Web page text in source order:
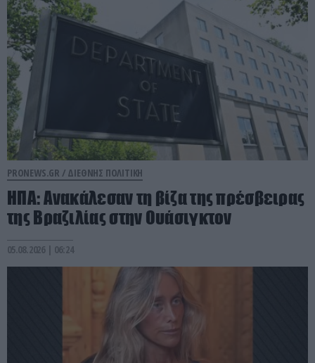
PRONEWS.GR / ΔΙΕΘΝΗΣ ΠΟΛΙΤΙΚΗ
ΗΠΑ: Aνακάλεσαν τη βίζα της πρέσβειρας
της Βραζιλίας στην Ουάσιγκτον
05.08.2026 | 06:24